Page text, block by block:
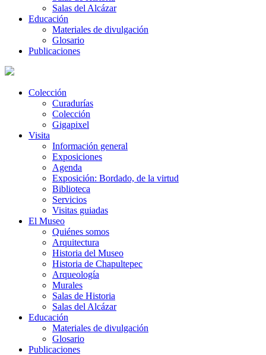
Salas del Alcázar
Educación
Materiales de divulgación
Glosario
Publicaciones
Colección
Curadurías
Colección
Gigapixel
Visita
Información general
Exposiciones
Agenda
Exposición: Bordado, de la virtud
Biblioteca
Servicios
Visitas guiadas
El Museo
Quiénes somos
Arquitectura
Historia del Museo
Historia de Chapultepec
Arqueología
Murales
Salas de Historia
Salas del Alcázar
Educación
Materiales de divulgación
Glosario
Publicaciones